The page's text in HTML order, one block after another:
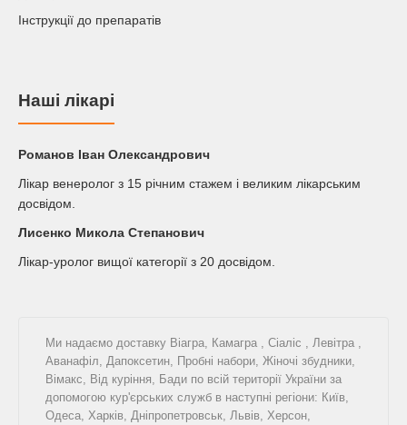
Інструкції до препаратів
Наші лікарі
Романов Iван Олександрович
Лікар венеролог з 15 річним стажем і великим лікарським
досвідом.
Лисенко Микола Степанович
Лікар-уролог вищої категорії з 20 досвідом.
Ми надаємо доставку Віагра Камагра Сіаліс Левітра
Аванафіл
Дапоксетин Пробні набори Жіночі збудники
Вімакс
Від куріння Бади по всій території України за
допомогою кур'єрських служб в наступні регіони: Київ,
Одеса, Харків, Дніпропетровськ, Львів, Херсон,